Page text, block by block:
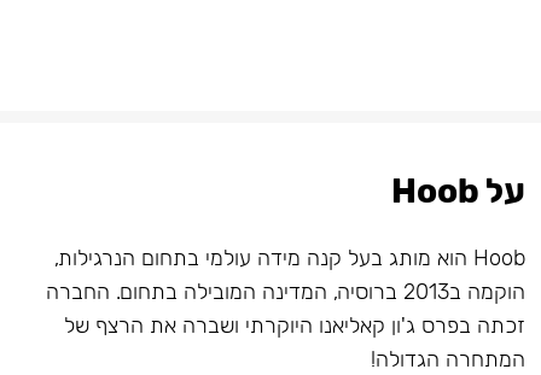
על Hoob
Hoob הוא מותג בעל קנה מידה עולמי בתחום הנרגילות,
הוקמה ב2013 ברוסיה, המדינה המובילה בתחום. החברה
זכתה בפרס ג'ון קאליאנו היוקרתי ושברה את הרצף של
המתחרה הגדולה!